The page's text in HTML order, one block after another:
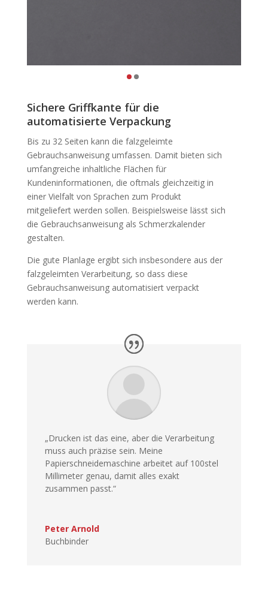
Sichere Griffkante für die
automatisierte Verpackung
Bis zu 32 Seiten kann die falzgeleimte
Gebrauchsanweisung umfassen. Damit bieten sich
umfangreiche inhaltliche Flächen für
Kundeninformationen, die oftmals gleichzeitig in
einer Vielfalt von Sprachen zum Produkt
mitgeliefert werden sollen. Beispielsweise lässt sich
die Gebrauchsanweisung als Schmerzkalender
gestalten.
Die gute Planlage ergibt sich insbesondere aus der
falzgeleimten Verarbeitung, so dass diese
Gebrauchsanweisung automatisiert verpackt
werden kann.
„Drucken ist das eine, aber die Verarbeitung
muss auch präzise sein. Meine
Papierschneidemaschine arbeitet auf 100stel
Millimeter genau, damit alles exakt
zusammen passt.“
Peter Arnold
Buchbinder